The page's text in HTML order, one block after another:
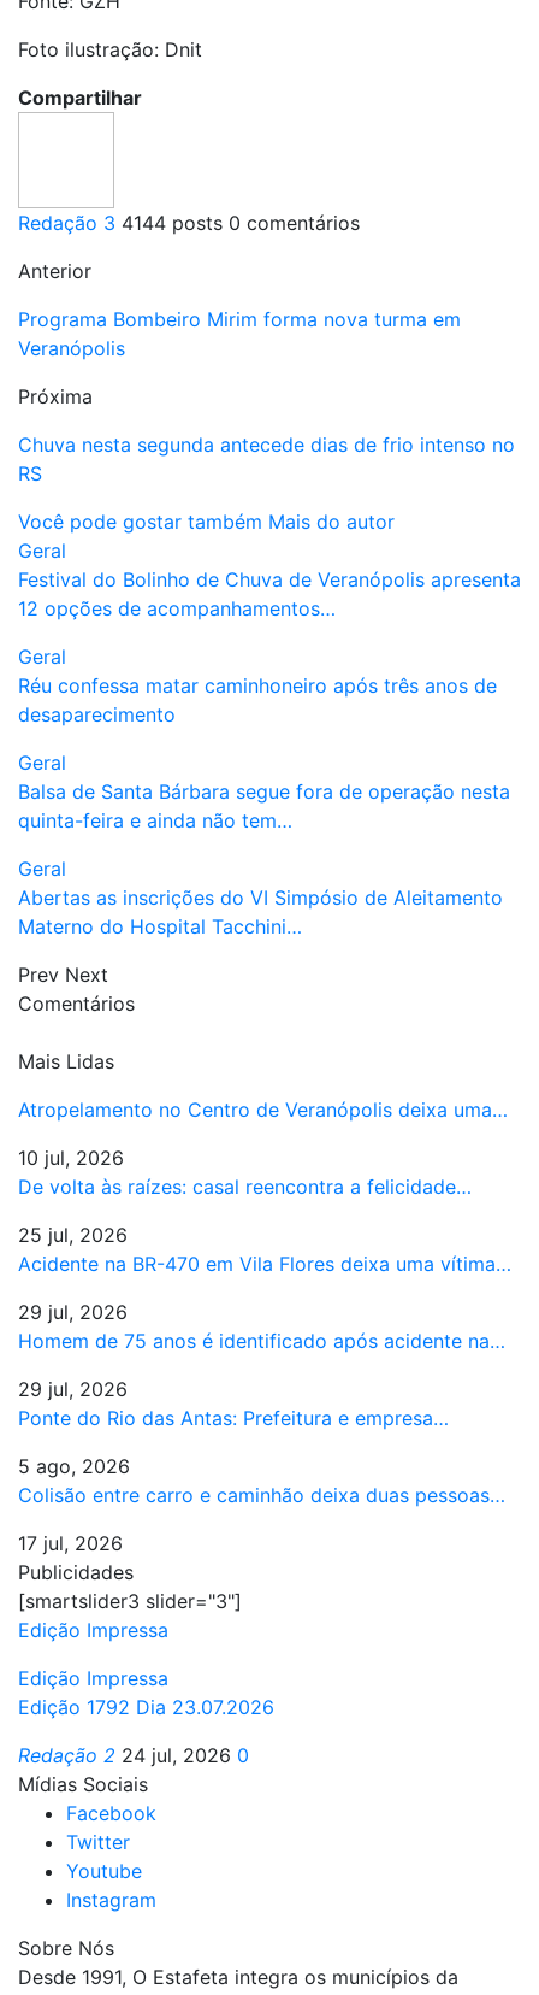
Foto ilustração: Dnit
Compartilhar
Redação 3 4144 posts 0 comentários
Anterior
Programa Bombeiro Mirim forma nova turma em
Veranópolis
Próxima
Chuva nesta segunda antecede dias de frio intenso no
RS
Você pode gostar também Mais do autor
Geral
Festival do Bolinho de Chuva de Veranópolis apresenta
12 opções de acompanhamentos…
Geral
Réu confessa matar caminhoneiro após três anos de
desaparecimento
Geral
Balsa de Santa Bárbara segue fora de operação nesta
quinta-feira e ainda não tem…
Geral
Abertas as inscrições do VI Simpósio de Aleitamento
Materno do Hospital Tacchini…
Prev Next
Comentários
Mais Lidas
Atropelamento no Centro de Veranópolis deixa uma…
10 jul, 2026
De volta às raízes: casal reencontra a felicidade…
25 jul, 2026
Acidente na BR-470 em Vila Flores deixa uma vítima…
29 jul, 2026
Homem de 75 anos é identificado após acidente na…
29 jul, 2026
Ponte do Rio das Antas: Prefeitura e empresa…
5 ago, 2026
Colisão entre carro e caminhão deixa duas pessoas…
17 jul, 2026
Publicidades
[smartslider3 slider="3"]
Edição Impressa
Edição Impressa
Edição 1792 Dia 23.07.2026
Redação 2 24 jul, 2026 0
Mídias Sociais
Facebook
Twitter
Youtube
Instagram
Sobre Nós
Desde 1991, O Estafeta integra os municípios da